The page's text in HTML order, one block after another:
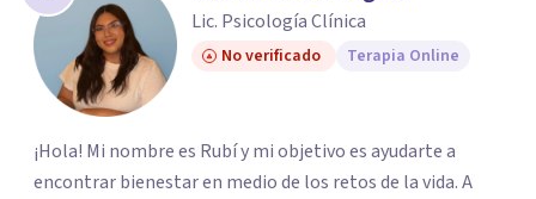
Lic. Psicología Clínica
No verificado Terapia Online
¡Hola! Mi nombre es Rubí y mi objetivo es ayudarte a
encontrar bienestar en medio de los retos de la vida. A